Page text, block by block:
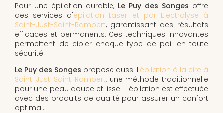
Pour une épilation durable, Le Puy des Songes offre
des services d'épilation Laser et par Electrolyse à
Saint-Just-Saint-Rambert, garantissant des résultats
efficaces et permanents. Ces techniques innovantes
permettent de cibler chaque type de poil en toute
sécurité.
Le Puy des Songes propose aussi l'épilation à la cire à
Saint-Just-Saint-Rambert, une méthode traditionnelle
pour une peau douce et lisse. L'épilation est effectuée
avec des produits de qualité pour assurer un confort
optimal.